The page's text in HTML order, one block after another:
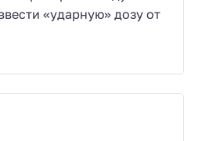
«ударную» дозу от